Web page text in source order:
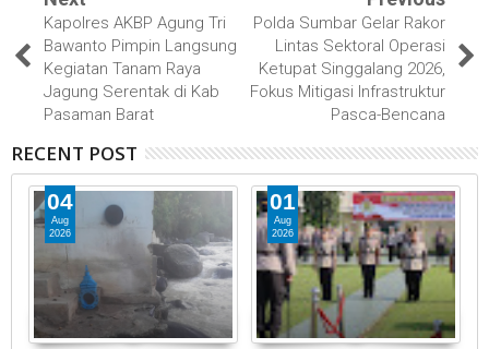
Kapolres AKBP Agung Tri
Bawanto Pimpin Langsung
Kegiatan Tanam Raya
Jagung Serentak di Kab
Pasaman Barat
Polda Sumbar Gelar Rakor
Lintas Sektoral Operasi
Ketupat Singgalang 2026,
Fokus Mitigasi Infrastruktur
Pasca-Bencana
RECENT POST
04
Aug
2026
01
Aug
2026